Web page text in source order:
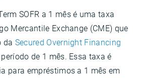
SOFR a 1 mês é uma taxa
Mercantile Exchange (CME) que
da Secured Overnight Financing
de 1 mês. Essa taxa é
para empréstimos a 1 mês em